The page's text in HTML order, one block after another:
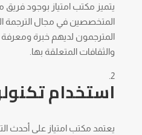
يتميز مكتب امتياز بوجود
المتخصصين في مجال الترجمة
المترجمون لديهم خبرة
والثقافات المتعلقة بها.
استخدام
يعتمد مكتب امتياز على أحدث